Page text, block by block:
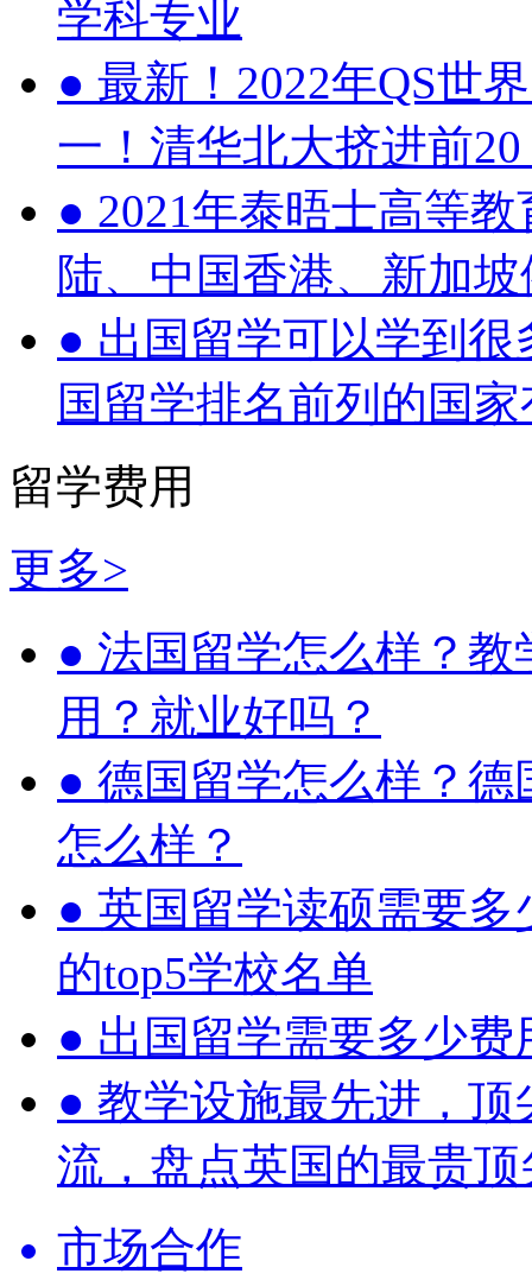
学科专业
● 最新！2022年QS世
一！清华北大挤进前20
● 2021年泰晤士高等
陆、中国香港、新加
● 出国留学可以学到
国留学排名前列的国
留学费用
更多>
● 法国留学怎么样？
用？就业好吗？
● 德国留学怎么样？
怎么样？
● 英国留学读硕需要
的top5学校名单
● 出国留学需要多少
● 教学设施最先进，
流，盘点英国的最贵
市场合作